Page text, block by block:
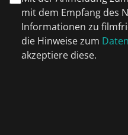
mit dem Empfang des
Informationen zu
die Hinweise zum
akzeptiere diese.